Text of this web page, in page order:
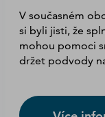
V současném
si byli jisti, že
mohou pomoci
držet podvody